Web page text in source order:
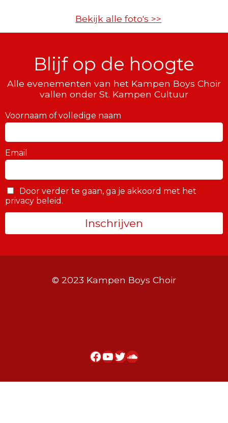
Bekijk alle foto's >>
Blijf op de hoogte
Alle evenementen van het Kampen Boys Choir
vallen onder St. Kampen Cultuur
Voornaam of volledige naam
Email
Door verder te gaan, ga je akkoord met het
privacy beleid.
© 2023 Kampen Boys Choir
Facebook
YouTube
Twitter
SoundCloud